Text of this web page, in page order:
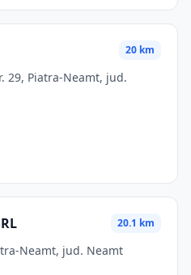
20 km
20.1 km
Neamt, jud. Neamt